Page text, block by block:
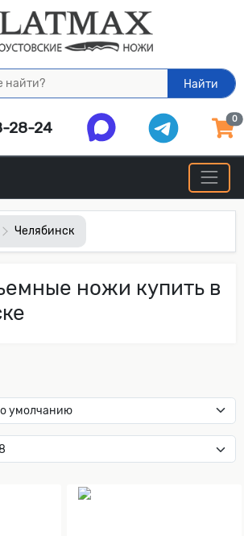
Найти
28-24 0
Челябинск
ножи купить в